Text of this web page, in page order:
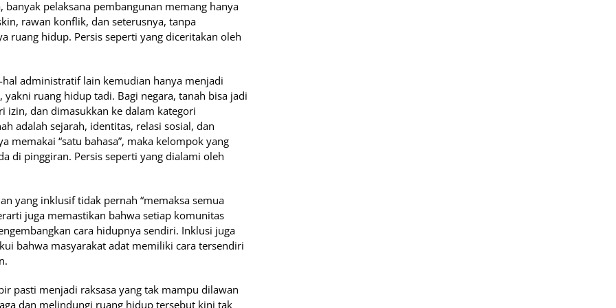
pelaksana pembangunan memang hanya
rawan konflik, dan seterusnya, tanpa
ruang hidup. Persis seperti yang diceritakan oleh
administratif lain kemudian hanya menjadi
ruang hidup tadi. Bagi negara, tanah bisa jadi
izin, dan dimasukkan ke dalam kategori
adalah sejarah, identitas, relasi sosial, dan
memakai “satu bahasa”, maka kelompok yang
di pinggiran. Persis seperti yang dialami oleh
yang inklusif tidak pernah “memaksa semua
juga memastikan bahwa setiap komunitas
cara hidupnya sendiri. Inklusi juga
bahwa masyarakat adat memiliki cara tersendiri
pasti menjadi raksasa yang tak mampu dilawan
dan melindungi ruang hidup tersebut kini tak